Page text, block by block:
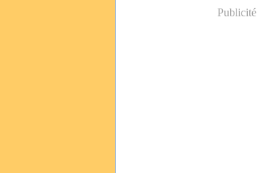
Publicité